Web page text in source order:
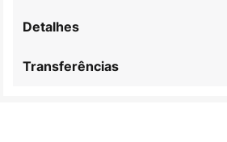
Detalhes
Transferências